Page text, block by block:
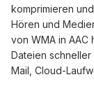
komprimieren
Hören und
von WMA in AAC
Dateien
Mail, Cloud-